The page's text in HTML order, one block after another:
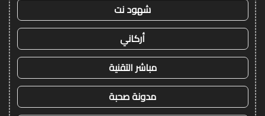
شهود نت
أركاني
مباشر التقنية
مدونة صحبة